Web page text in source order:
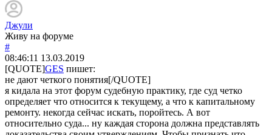
Джули
Живу на форуме
#
08:46:11 13.03.2019
[QUOTE]GES пишет:
не дают четкого понятия[/QUOTE]
я кидала на этот форум судебную практику, где суд четко
определяет что относится к текущему, а что к капитальному
ремонту. некогда сейчас искать, поройтесь. А вот
относительно суда... ну каждая сторона должна представлять